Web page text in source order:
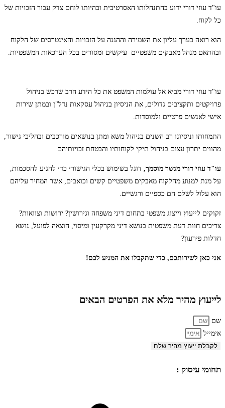
עו"ד עוזי דורי ידוע בהתנהלותו האסרטיבית ובהיותו לוחם צדק עבור הזכויות של
כל לקוח.
הוא רואה כערך עליון את השמירה וההגנה על הזכויות והאינטרסים של הלקוח
ובהתאם מנהל מאבקים משפטיים עיקשים ומסורים בכל הערכאות המשפטיות.
עו"ד עוזי דורי מביא אל עולמות המשפט את כל הידע הרב שרכש בניהול
פרויקטים ותקציבים גדולים, את הניסיון בניהול עסקאות נדל"ן ובמתן שירות
אישי לאנשים פרטיים ולמוסדות.
התמחותו וניסיונו רב השנים בניהול משא ומתן בנושאים מורכבים ובהליכי גישור,
מהווים יתרון עצום בניהול תיקי לקוחותיו והבטחת זכויותיהם.
עו"ד עוזי דורי מגשר מוסמך, דוגל בשימוש בכלי הגישורי כדי להגיע להסכמות,
על מנת למנוע מהלקוח מאבקים משפטיים קשים וכואבים, אשר המחיר עליהם
הוא עלול לשלם הם כספיים ורגשיים.
זקוקים לייעוץ וייצוג משפטי בתחום דיני משפחה וגירושין? ירושות וצוואות?
צריכים חוות דעת משפטית בנושא דיני מקרקעין ומיסוי, הוצאה לפועל, נושא
חדלות פירעון?
אני כאן לשירותכם, כדי שתקבלו את המגיע לכם!
לייעוץ מהיר מלא את הפרטים הבאים
שם
אימייל
לקבלת ייעוץ מהיר שלח
תחומי עיסוק :